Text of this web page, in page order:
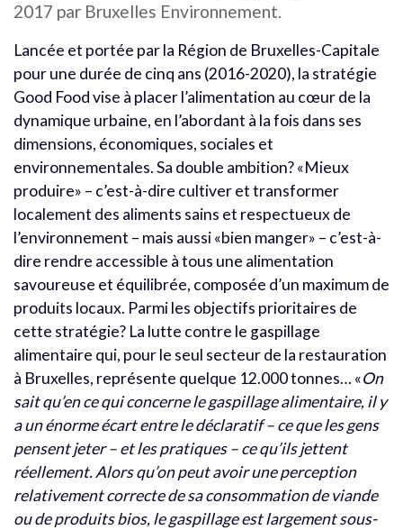
2017 par Bruxelles Environnement.
Lancée et portée par la Région de Bruxelles-Capitale
pour une durée de cinq ans (2016-2020), la stratégie
Good Food vise à placer l’alimentation au cœur de la
dynamique urbaine, en l’abordant à la fois dans ses
dimensions, économiques, sociales et
environnementales. Sa double ambition? «Mieux
produire» – c’est-à-dire cultiver et transformer
localement des aliments sains et respectueux de
l’environnement – mais aussi «bien manger» – c’est-à-
dire rendre accessible à tous une alimentation
savoureuse et équilibrée, composée d’un maximum de
produits locaux. Parmi les objectifs prioritaires de
cette stratégie? La lutte contre le gaspillage
alimentaire qui, pour le seul secteur de la restauration
à Bruxelles, représente quelque 12.000 tonnes… «On
sait qu’en ce qui concerne le gaspillage alimentaire, il y
a un énorme écart entre le déclaratif – ce que les gens
pensent jeter – et les pratiques – ce qu’ils jettent
réellement. Alors qu’on peut avoir une perception
relativement correcte de sa consommation de viande
ou de produits bios, le gaspillage est largement sous-